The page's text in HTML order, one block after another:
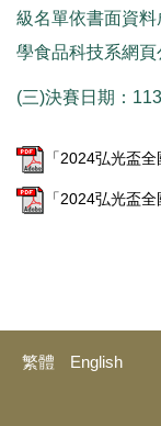
級名單依書面資
學食品科技系網頁
(三)決賽日期：
「2024弘光盃
「2024弘光盃
繁體 English